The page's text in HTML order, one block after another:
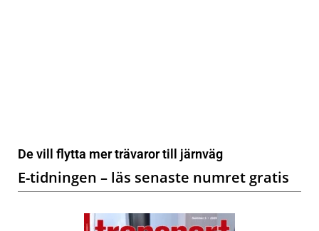
De vill flytta mer trävaror till järnväg
E-tidningen – läs senaste numret gratis